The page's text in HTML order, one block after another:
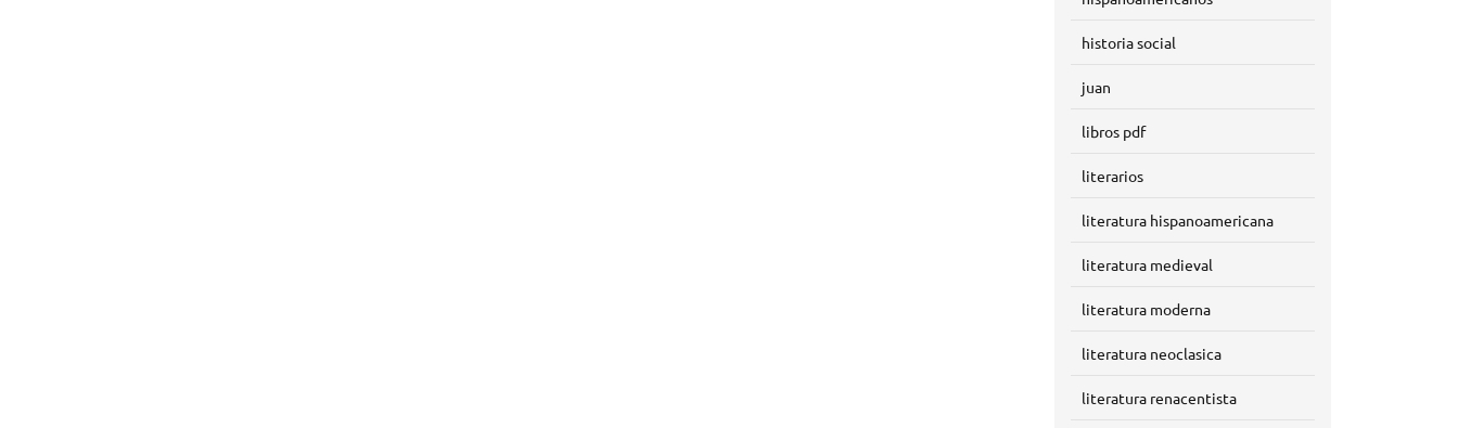
historia social
juan
libros pdf
literarios
literatura hispanoamericana
literatura medieval
literatura moderna
literatura neoclasica
literatura renacentista